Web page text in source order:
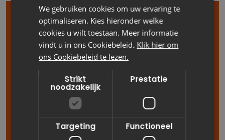
Open sollicitatie
We zijn altijd op zoek naar talent dat ons team kan
versterken, ook als er op dit moment geen
vacatures zijn. Ben jij overtuigd dat jouw ambitie
en vaardigheden perfect bij ons passen? Stuur
ons dan een open sollicitatie.
We gebruiken cookies om uw ervaring te
optimaliseren. Kies hieronder welke
cookies u wilt toestaan. Meer informatie
vindt u in ons Cookiebeleid. Klik hier om
ons Cookiebeleid te lezen.
Strikt
noodzakelijk
Prestatie
Targeting Functioneel